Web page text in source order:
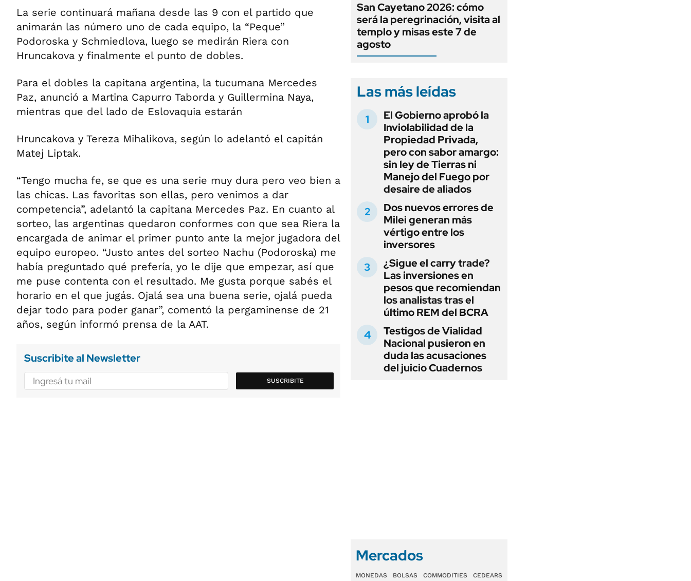
La serie continuará mañana desde las 9 con el partido que
animarán las número uno de cada equipo, la “Peque”
Podoroska y Schmiedlova, luego se medirán Riera con
Hruncakova y finalmente el punto de dobles.
Para el dobles la capitana argentina, la tucumana Mercedes
Paz, anunció a Martina Capurro Taborda y Guillermina Naya,
mientras que del lado de Eslovaquia estarán
Hruncakova y Tereza Mihalikova, según lo adelantó el capitán
Matej Liptak.
“Tengo mucha fe, se que es una serie muy dura pero veo bien a
las chicas. Las favoritas son ellas, pero venimos a dar
competencia”, adelantó la capitana Mercedes Paz. En cuanto al
sorteo, las argentinas quedaron conformes con que sea Riera la
encargada de animar el primer punto ante la mejor jugadora del
equipo europeo. “Justo antes del sorteo Nachu (Podoroska) me
había preguntado qué prefería, yo le dije que empezar, así que
me puse contenta con el resultado. Me gusta porque sabés el
horario en el que jugás. Ojalá sea una buena serie, ojalá pueda
dejar todo para poder ganar”, comentó la pergaminense de 21
años, según informó prensa de la AAT.
Suscribite al Newsletter
SUSCRIBITE
San Cayetano 2026: cómo
será la peregrinación, visita al
templo y misas este 7 de
agosto
Las más leídas
El Gobierno aprobó la
Inviolabilidad de la
Propiedad Privada,
pero con sabor amargo:
sin ley de Tierras ni
Manejo del Fuego por
desaire de aliados
Dos nuevos errores de
Milei generan más
vértigo entre los
inversores
¿Sigue el carry trade?
Las inversiones en
pesos que recomiendan
los analistas tras el
último REM del BCRA
Testigos de Vialidad
Nacional pusieron en
duda las acusaciones
del juicio Cuadernos
Mercados
MONEDAS BOLSAS COMMODITIES CEDEARS